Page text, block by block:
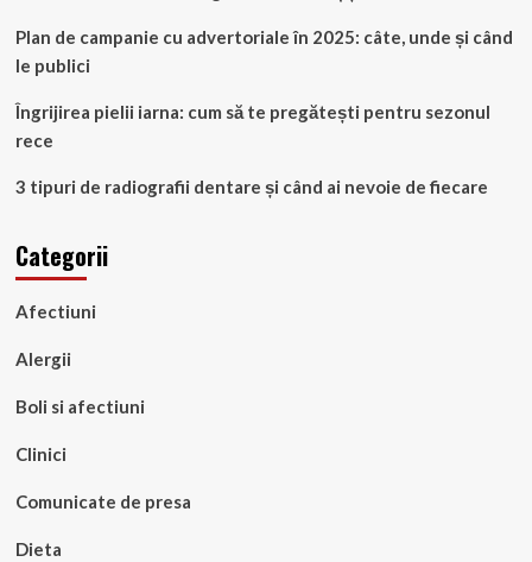
Plan de campanie cu advertoriale în 2025: câte, unde și când
le publici
Îngrijirea pielii iarna: cum să te pregătești pentru sezonul
rece
3 tipuri de radiografii dentare și când ai nevoie de fiecare
Categorii
Afectiuni
Alergii
Boli si afectiuni
Clinici
Comunicate de presa
Dieta